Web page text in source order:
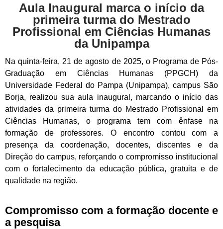
Aula Inaugural marca o início da
primeira turma do Mestrado
Profissional em Ciências Humanas
da Unipampa
Na quinta-feira, 21 de agosto de 2025, o Programa de Pós-
Graduação em Ciências Humanas (PPGCH) da
Universidade Federal do Pampa (Unipampa), campus São
Borja, realizou sua aula inaugural, marcando o início das
atividades da primeira turma do Mestrado Profissional em
Ciências Humanas, o programa tem com ênfase na
formação de professores. O encontro contou com a
presença da coordenação, docentes, discentes e da
Direção do campus, reforçando o compromisso institucional
com o fortalecimento da educação pública, gratuita e de
qualidade na região.
Compromisso com a formação docente e
a pesquisa